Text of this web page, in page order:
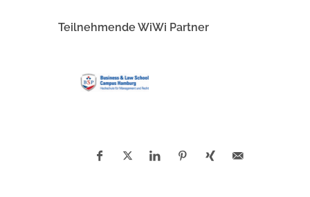
Teilnehmende WiWi Partner